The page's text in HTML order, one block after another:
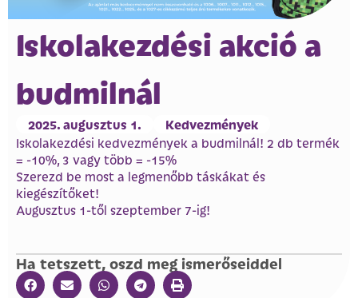
Iskolakezdési akció a
budmilnál
2025. augusztus 1. Kedvezmények
Iskolakezdési kedvezmények a budmilnál! 2 db termék
= -10%, 3 vagy több = -15%
Szerezd be most a legmenőbb táskákat és
kiegészítőket!
Augusztus 1-től szeptember 7-ig!
Ha tetszett, oszd meg ismerőseiddel